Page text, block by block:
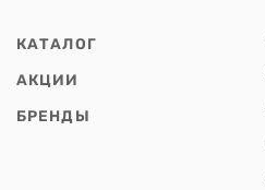
КАТАЛОГ
АКЦИИ
БРЕНДЫ